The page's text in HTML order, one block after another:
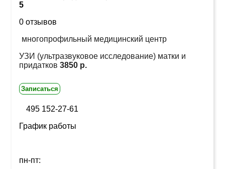
5
0 отзывов
многопрофильный медицинский центр
УЗИ (ультразвуковое исследование) матки и
придатков 3850 р.
Записаться
495 152-27-61
График работы
пн-пт: